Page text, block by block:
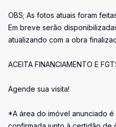
OBS; As fotos atuais foram
Em breve serão
atualizando com a obra
ACEITA FINANCIAMENTO E
Agende sua visita!
*A área do imóvel anunciado